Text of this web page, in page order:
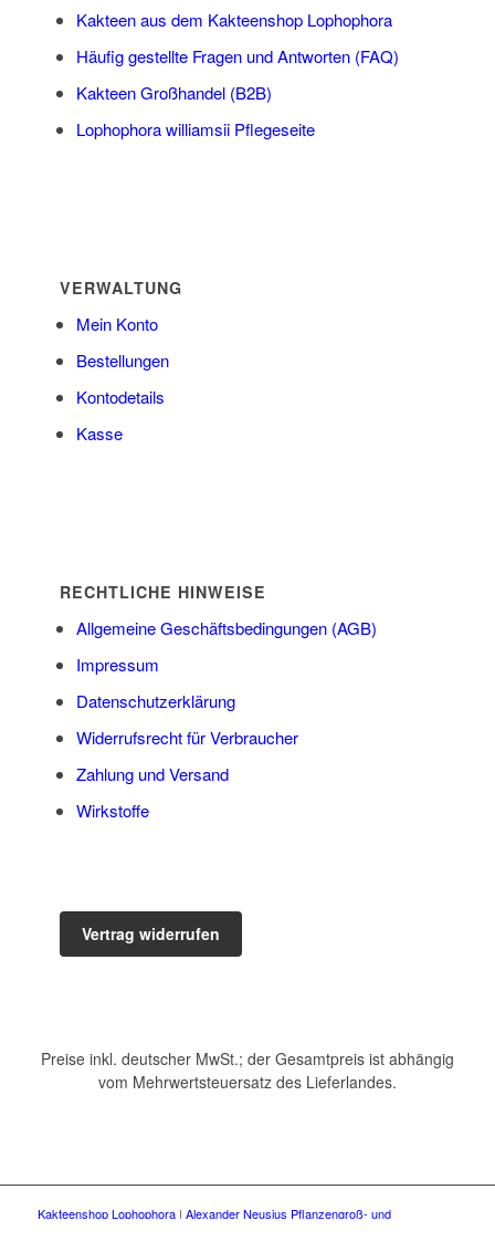
Kakteen aus dem Kakteenshop Lophophora
Häufig gestellte Fragen und Antworten (FAQ)
Kakteen Großhandel (B2B)
Lophophora williamsii Pflegeseite
VERWALTUNG
Mein Konto
Bestellungen
Kontodetails
Kasse
RECHTLICHE HINWEISE
Allgemeine Geschäftsbedingungen (AGB)
Impressum
Datenschutzerklärung
Widerrufsrecht für Verbraucher
Zahlung und Versand
Wirkstoffe
Vertrag widerrufen
Preise inkl. deutscher MwSt.; der Gesamtpreis ist abhängig
vom Mehrwertsteuersatz des Lieferlandes.
Kakteenshop Lophophora| Alexander Neusius Pflanzengroß- und